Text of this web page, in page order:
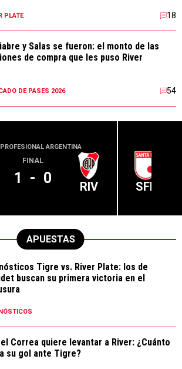
PLATE 18
y Salas se fueron: el monto de las
de compra que les puso River
DE PASES 2026 54
ARGENTINA
FINAL
1 - 0 RIV SFE
APUESTAS
Tigre vs. River Plate: los de
buscan su primera victoria en el
Correa quiere levantar a River: ¿Cuánto
su gol ante Tigre?